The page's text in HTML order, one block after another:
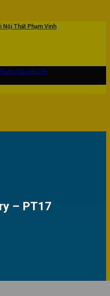
Nội Thất Phạm Vinh
Vinh DECOR
– PT17